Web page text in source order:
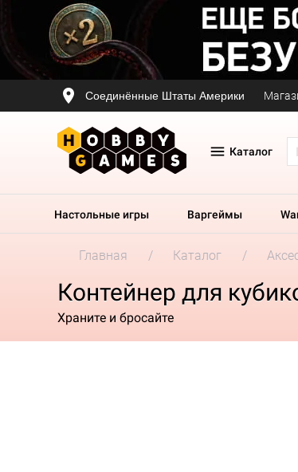
Соединённые Штаты Америки
Каталог
Настольные игры Варгеймы
Главная Каталог
Контейнер для
Храните и бросайте